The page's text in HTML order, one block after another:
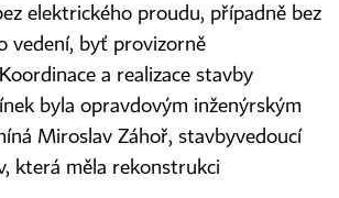
elektrického proudu, případně bez
vedení, byť provizorně
a realizace stavby
byla opravdovým inženýrským
Miroslav Záhoř, stavbyvedoucí
která měla rekonstrukci